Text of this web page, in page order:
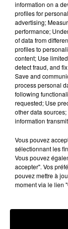
Lecture
100%
5 décembre
LES INFOS
information on a
profiles for
advertising;
performance;
of data from
profiles to
content; Use
detect fraud, and
Save and
process personal
following
requested; Use
other data
information
Vous pouvez
sélectionnant les
Vous pouvez
accepter". Vos
pouvez mettre à
moment via le lien